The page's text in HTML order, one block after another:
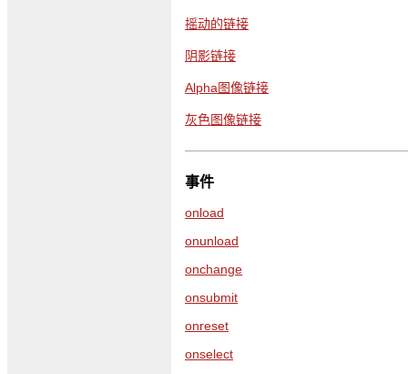
摇动的链接
阴影链接
Alpha图像链接
灰色图像链接
事件
onload
onunload
onchange
onsubmit
onreset
onselect